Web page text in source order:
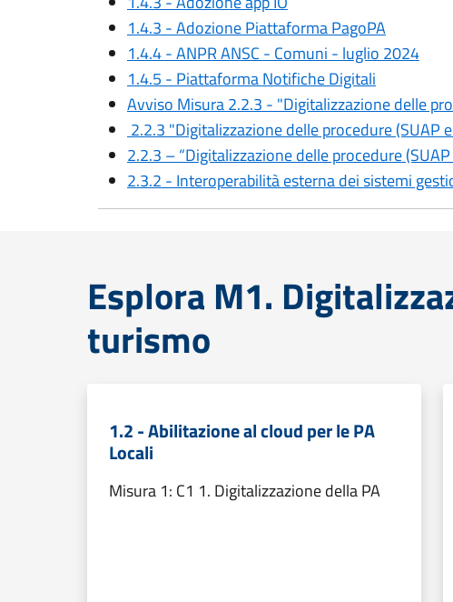
1.4.3 - Adozione Piattaforma PagoPA
1.4.4 - ANPR ANSC - Comuni - luglio 2024
1.4.5 - Piattaforma Notifiche Digitali
Avviso Misura 2.2.3 - "Digitalizzazione delle
2.2.3 "Digitalizzazione delle procedure (SUAP
2.2.3 – “Digitalizzazione delle procedure
2.3.2 - Interoperabilità esterna dei sistemi
Esplora M1.
turismo
1.2 - Abilitazione al cloud per le PA
Locali
Misura 1: C1 1. Digitalizzazione della PA